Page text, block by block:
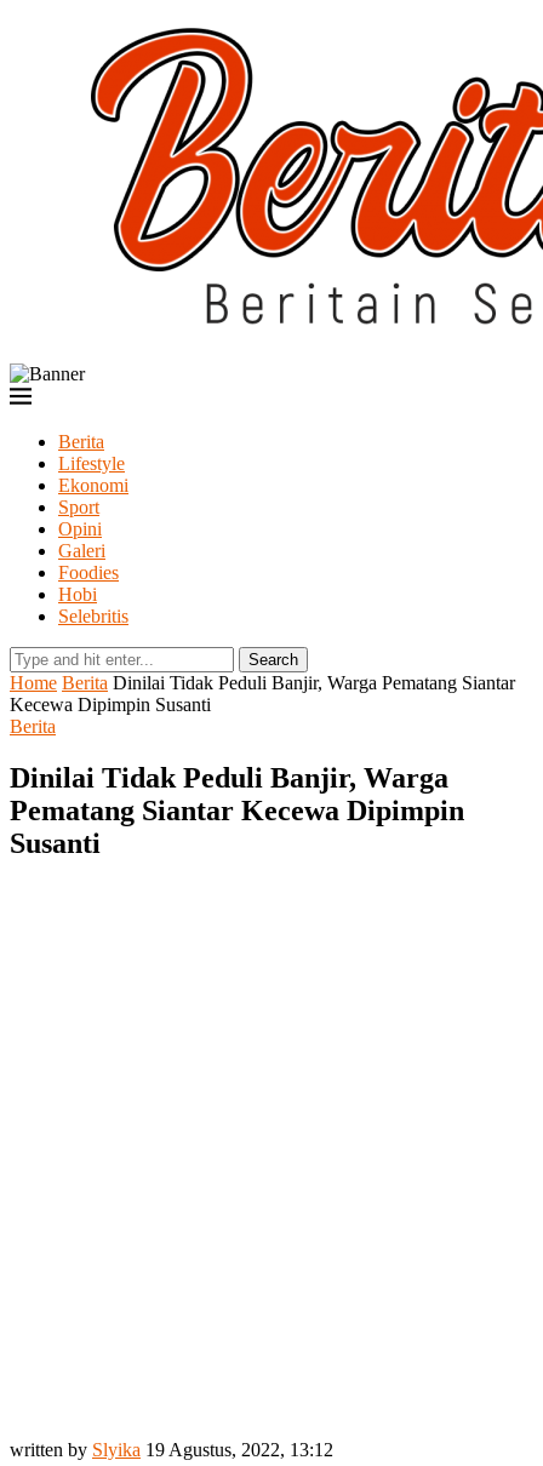
Berita
Lifestyle
Ekonomi
Sport
Opini
Galeri
Foodies
Hobi
Selebritis
Search
Home Berita Dinilai Tidak Peduli Banjir, Warga Pematang Siantar
Kecewa Dipimpin Susanti
Berita
Dinilai Tidak Peduli Banjir, Warga
Pematang Siantar Kecewa Dipimpin
Susanti
written by Slyika 19 Agustus, 2022, 13:12